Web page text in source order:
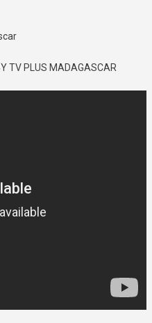
TV PLUS MADAGASCAR